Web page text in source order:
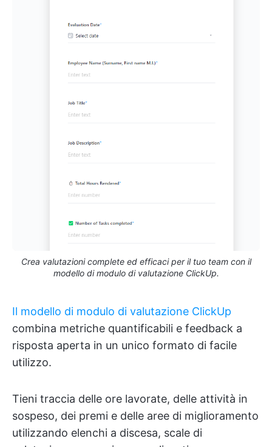
Crea valutazioni complete ed efficaci per il tuo team con il
modello di modulo di valutazione ClickUp.
Il modello di modulo di valutazione ClickUp
combina metriche quantificabili e feedback a
risposta aperta in un unico formato di facile
utilizzo.
Tieni traccia delle ore lavorate, delle attività in
sospeso, dei premi e delle aree di miglioramento
utilizzando elenchi a discesa, scale di